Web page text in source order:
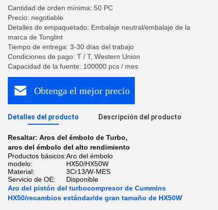
Cantidad de orden mínima: 50 PC
Precio: negotiable
Detalles de empaquetado: Embalaje neutral/embalaje de la
marca de Tonglint
Tiempo de entrega: 3-30 días del trabajo
Condiciones de pago: T / T, Western Union
Capacidad de la fuente: 100000 pcs / mes
Obtenga el mejor precio
Detalles del producto Descripción del producto
Resaltar: Aros del émbolo de Turbo,
aros del émbolo del alto rendimiento
Productos básicos:Aro del émbolo
modelo:
HX50/HX50W
Material:
3Cr13/W-MES
Servicio de OE:
Disponible
Aro del pistón del turbocompresor de Cummins
HX50/recambios estándar/de gran tamaño de HX50W